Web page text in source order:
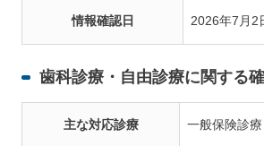
情報確認日 2026年7月2
歯科診療・自由診療に関する
主な対応診療 一般保険診